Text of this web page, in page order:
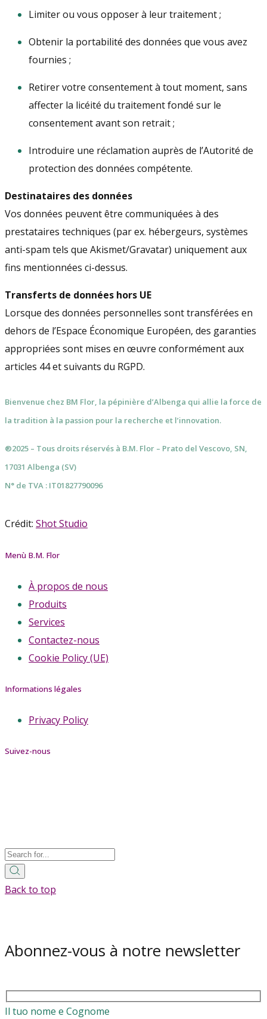
Limiter ou vous opposer à leur traitement ;
Obtenir la portabilité des données que vous avez
fournies ;
Retirer votre consentement à tout moment, sans
affecter la licéité du traitement fondé sur le
consentement avant son retrait ;
Introduire une réclamation auprès de l’Autorité de
protection des données compétente.
Destinataires des données
Vos données peuvent être communiquées à des
prestataires techniques (par ex. hébergeurs, systèmes
anti-spam tels que Akismet/Gravatar) uniquement aux
fins mentionnées ci-dessus.
Transferts de données hors UE
Lorsque des données personnelles sont transférées en
dehors de l’Espace Économique Européen, des garanties
appropriées sont mises en œuvre conformément aux
articles 44 et suivants du RGPD.
Bienvenue chez BM Flor, la pépinière d’Albenga qui allie la force de
la tradition à la passion pour la recherche et l’innovation.
®2025 – Tous droits réservés à B.M. Flor – Prato del Vescovo, SN,
17031 Albenga (SV)
N° de TVA : IT01827790096
Crédit: Shot Studio
Menù B.M. Flor
À propos de nous
Produits
Services
Contactez-nous
Cookie Policy (UE)
Informations légales
Privacy Policy
Suivez-nous
Back to top
Abonnez-vous à notre newsletter
Il tuo nome e Cognome